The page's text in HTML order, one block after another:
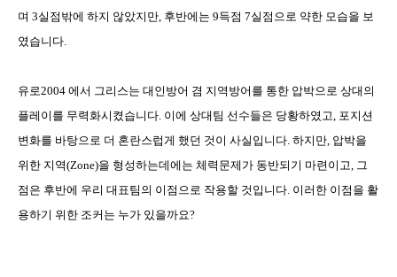
며 3실점밖에 하지 않았지만, 후반에는 9득점 7실점으로 약한 모습을 보
였습니다.
유로2004 에서 그리스는 대인방어 겸 지역방어를 통한 압박으로 상대의
플레이를 무력화시켰습니다. 이에 상대팀 선수들은 당황하였고, 포지션
변화를 바탕으로 더 혼란스럽게 했던 것이 사실입니다. 하지만, 압박을
위한 지역(Zone)을 형성하는데에는 체력문제가 동반되기 마련이고, 그
점은 후반에 우리 대표팀의 이점으로 작용할 것입니다. 이러한 이점을 활
용하기 위한 조커는 누가 있을까요?